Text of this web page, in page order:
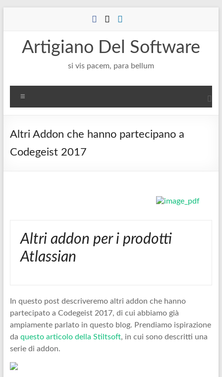
Artigiano Del Software
si vis pacem, para bellum
Altri Addon che hanno partecipano a
Codegeist 2017
Altri addon per i prodotti
Atlassian
In questo post descriveremo altri addon che hanno
partecipato a Codegeist 2017, di cui abbiamo già
ampiamente parlato in questo blog. Prendiamo ispirazione
da questo articolo della Stiltsoft, in cui sono descritti una
serie di addon.